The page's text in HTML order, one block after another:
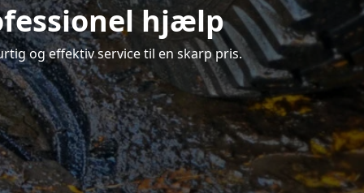
hjælp
og effektiv service til en skarp pris.